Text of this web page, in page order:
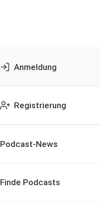
Anmeldung
Registrierung
Podcast-News
Finde Podcasts